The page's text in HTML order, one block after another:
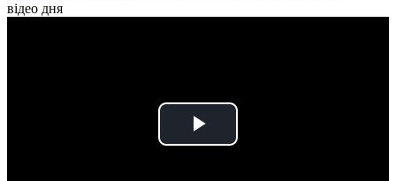
відео дня
Play